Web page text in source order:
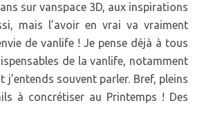
sur vanspace 3D, aux inspirations
mais l’avoir en vrai va vraiment
de vanlife ! Je pense déjà à tous
de la vanlife, notamment
j’entends souvent parler. Bref, pleins
à concrétiser au Printemps ! Des